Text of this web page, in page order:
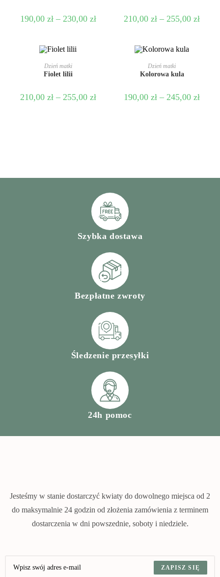
190,00 zł – 230,00 zł 210,00zł – 255,00zł
WYBIERZ OPCJE
Dzień matki
Fiolet lilii
210,00 zł – 255,00 zł
WYBIERZ OPCJE
Dzień matki
Kolorowa kula
190,00zł – 245,00zł
Szybka dostawa
Bezpłatne zwroty
Śledzenie przesyłki
24h pomoc
Jesteśmy w stanie dostarczyć kwiaty do dowolnego miejsca od 2
do maksymalnie 24 godzin od złożenia zamówienia z terminem
dostarczenia w dni powszednie, soboty i niedziele.
ZAPISZ SIĘ